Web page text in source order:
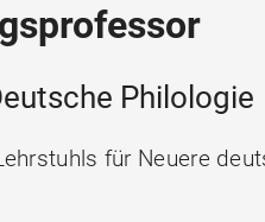
Philologie
für Neuere